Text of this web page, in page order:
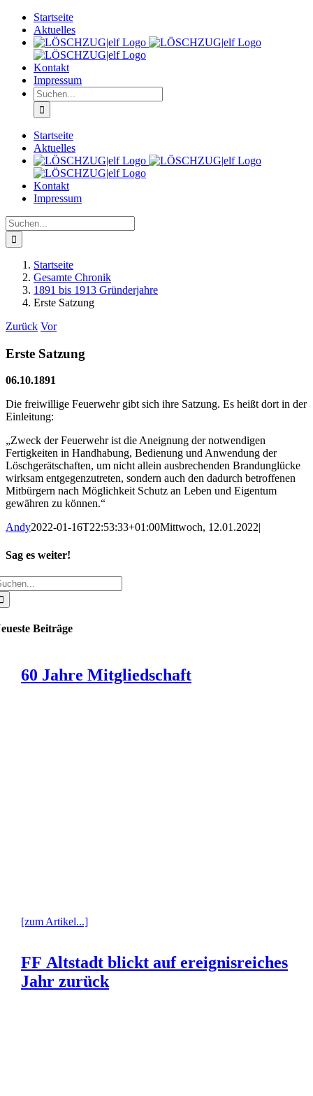
Zum
Inhalt
springen
Startseite
Aktuelles
Kontakt
Impressum
Suche
nach:
Startseite
Aktuelles
Kontakt
Impressum
Suche
nach:
Startseite
Gesamte Chronik
1891 bis 1913 Gründerjahre
Erste Satzung
Zurück Vor
Erste Satzung
06.10.1891
Die freiwillige Feuerwehr gibt sich ihre Satzung. Es heißt dort in der
Einleitung:
„Zweck der Feuerwehr ist die Aneignung der notwendigen
Fertigkeiten in Handhabung, Bedienung und Anwendung der
Löschgerätschaften, um nicht allein ausbrechenden Brandunglücke
wirksam entgegenzutreten, sondern auch den dadurch betroffenen
Mitbürgern nach Möglichkeit Schutz an Leben und Eigentum
gewähren zu können.“
Andy2022-01-16T22:53:33+01:00Mittwoch, 12.01.2022|
Sag es weiter!
Facebook
X
WhatsApp
Pinterest
E-
Mail
Beiträge
60 Jahre Mitgliedschaft
[zum Artikel...]
FF Altstadt blickt auf ereignisreiches
Jahr zurück